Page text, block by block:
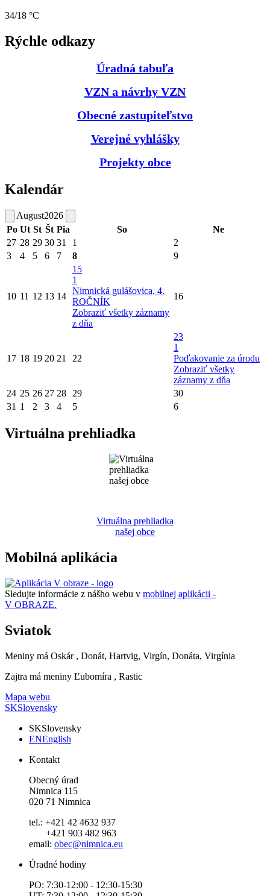
34/18 °C
Rýchle odkazy
Úradná tabuľa
VZN a návrhy VZN
Obecné zastupiteľstvo
Verejné vyhlášky
Projekty obce
Kalendár
August2026
Po Ut St Št Pia So
Ne
27 28 29 30 31 1
2
3
4 5 6 7 8 9
10 11 12 13 14
15
1
Nimnická gulášovica, 4.
ROČNÍK
Zobraziť všetky záznamy
z dňa
16
17 18 19 20 21 22
23
1
Poďakovanie za úrodu
Zobraziť všetky
záznamy z dňa
24 25 26 27 28 29
30
31 1 2 3 4 5 6
Virtuálna prehliadka
Virtuálna prehliadka
našej obce
Mobilná aplikácia
Sledujte informácie z nášho webu v mobilnej aplikácii -
V OBRAZE.
Sviatok
Meniny má Oskár , Donát, Hartvig, Virgín, Donáta, Virgínia
Zajtra má meniny Ľubomíra , Rastic
Mapa webu
SKSlovensky
SKSlovensky
ENEnglish
Kontakt
Obecný úrad
Nimnica 115
020 71 Nimnica
tel.: +421 42 4632 937
+421 903 482 963
email: obec@nimnica.eu
Úradné hodiny
PO: 7:30-12:00 - 12:30-15:30